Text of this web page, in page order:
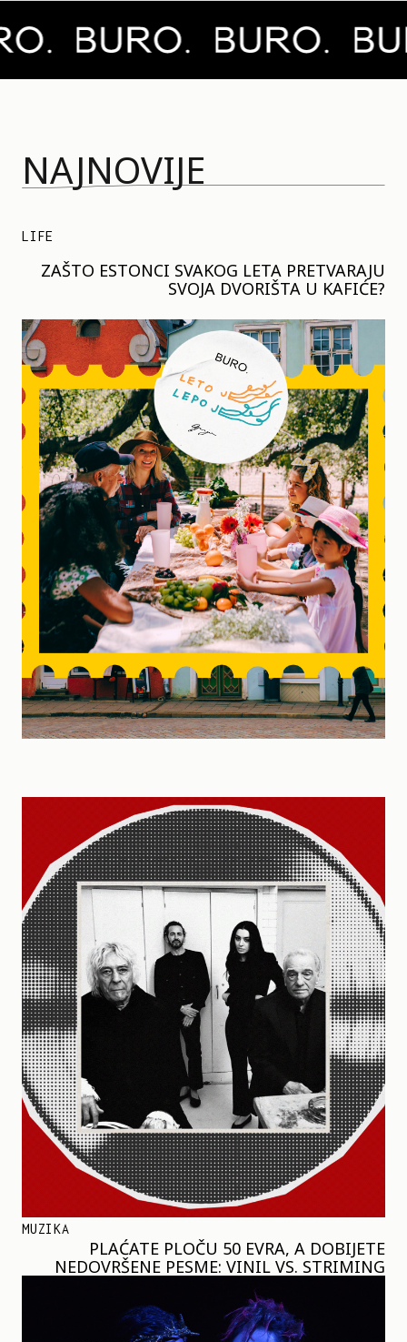
NAJNOVIJE
LIFE
ZAŠTO ESTONCI SVAKOG LETA PRETVARAJU
SVOJA DVORIŠTA U KAFIĆE?
MUZIKA
PLAĆATE PLOČU 50 EVRA, A DOBIJETE
NEDOVRŠENE PESME: VINIL VS. STRIMING